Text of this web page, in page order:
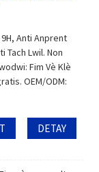
Anti Anprent
Lwil. Non
Fim Vè Klè
OEM/ODM:
DETAY